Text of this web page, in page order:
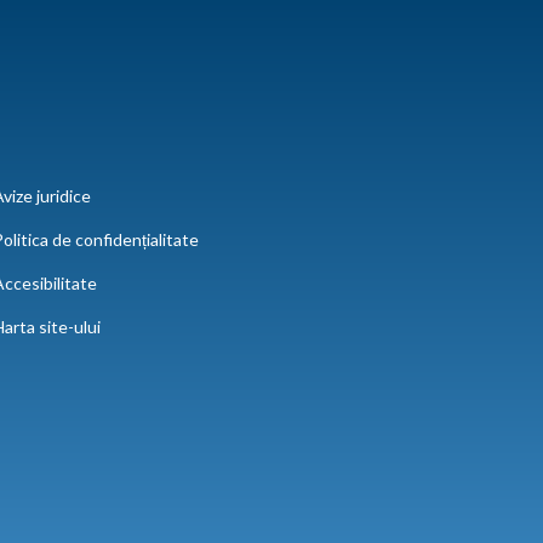
juridice
de confidențialitate
site-ului